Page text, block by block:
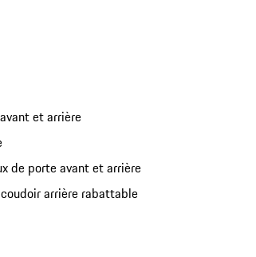
et arrière
de porte avant et arrière
arrière rabattable